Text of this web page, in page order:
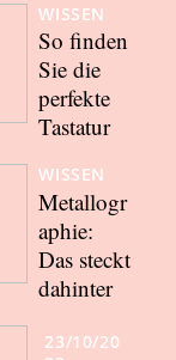
WISSEN
So finden
Sie die
perfekte
Tastatur
WISSEN
Metallogr
aphie:
Das steckt
dahinter
23/10/20